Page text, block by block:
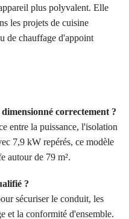
plus polyvalent. Elle
les projets de cuisine
de chauffage d'appoint
correctement ?
entre la puissance, l'isolation
7,9 kW repérés, ce modèle
autour de 79 m².
?
sécuriser le conduit, les
et la conformité d'ensemble.